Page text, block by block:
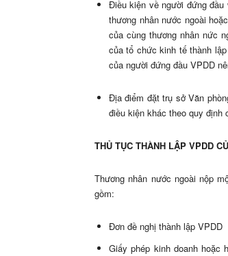
Điều kiện về người đứng đầu
thương nhân nước ngoài
của cùng thương nhân nức
của tổ chức kinh tế thành
của người đứng đầu VPDD
Địa điểm đặt trụ sở Văn
điều kiện khác theo quy định
THỦ TỤC THÀNH LẬP VPDD
Thương nhân nước ngoài nộp
gồm:
Đơn đề nghị thành lập VPDD
Giấy phép kinh doanh hoặc